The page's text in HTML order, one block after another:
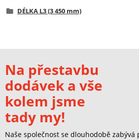
DÉLKA L3 (3 450 mm)
Na přestavbu
dodávek a vše
kolem jsme
tady my!
Naše společnost se dlouhodobě